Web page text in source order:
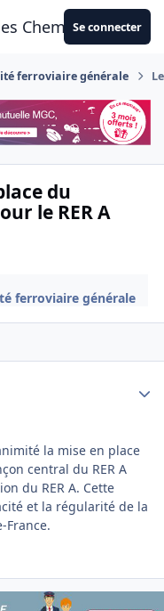
CheminotsSe connecter
ferroviaire générale
du
le RER A
ferroviaire générale
la mise en place
central du RER A
du RER A. Cette
et la régularité de la
France.